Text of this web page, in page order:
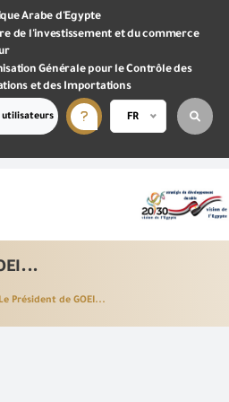
Arabe d'Egypte
de l'investissement et du commerce
Générale pour le Contrôle des
et des Importations
utilisateurs FR
Le Président de GOEI...